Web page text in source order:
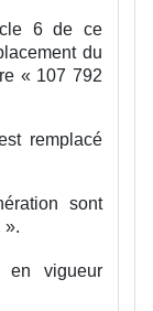
6 de ce
du
« 107 792
remplacé
sont
».
en vigueur